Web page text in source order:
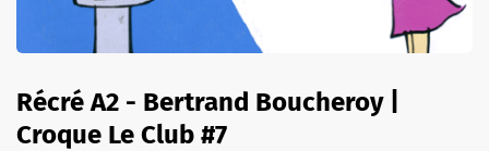
Récré A2 - Bertrand Boucheroy |
Croque Le Club #7